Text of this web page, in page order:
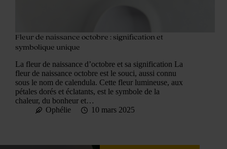
Fleur de naissance octobre : signification et
symbolique unique
La fleur de naissance d’octobre et sa signification La
fleur de naissance octobre est le souci, aussi connu
sous le nom de calendula. Cette fleur lumineuse, aux
pétales dorés et éclatants, est le symbole de la
chaleur, du bonheur et…
Ophélie
10 mars 2025